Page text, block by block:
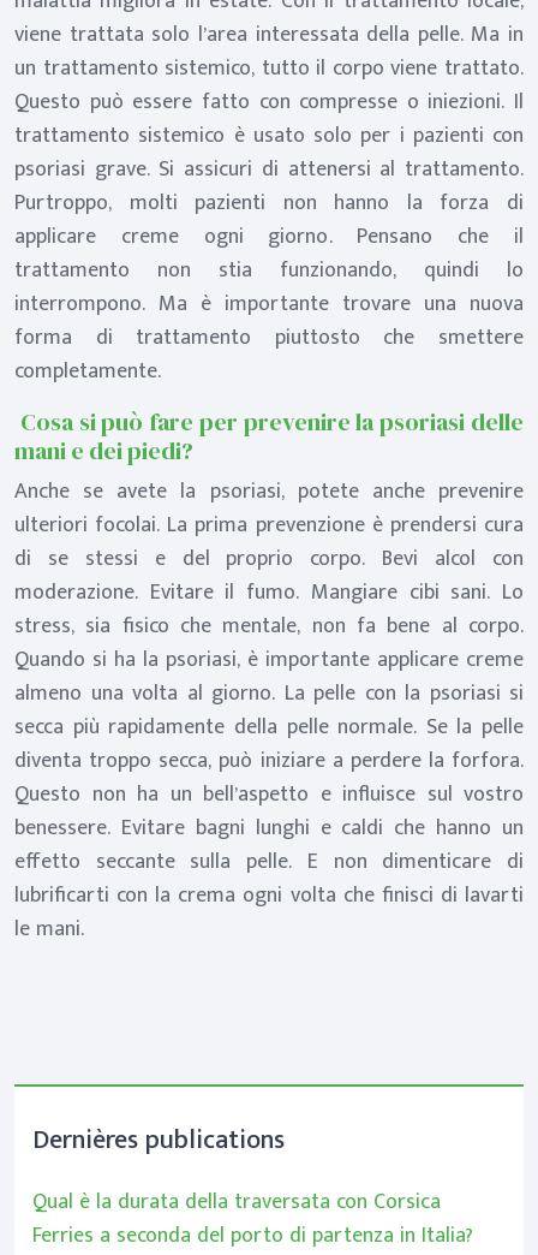
viene trattata solo l’area interessata della pelle. Ma in
un trattamento sistemico, tutto il corpo viene trattato.
Questo può essere fatto con compresse o iniezioni. Il
trattamento sistemico è usato solo per i pazienti con
psoriasi grave. Si assicuri di attenersi al trattamento.
Purtroppo, molti pazienti non hanno la forza di
applicare creme ogni giorno. Pensano che il
trattamento non stia funzionando, quindi lo
interrompono. Ma è importante trovare una nuova
forma di trattamento piuttosto che smettere
completamente.
Cosa si può fare per prevenire la psoriasi delle
mani e dei piedi?
Anche se avete la psoriasi, potete anche prevenire
ulteriori focolai. La prima prevenzione è prendersi cura
di se stessi e del proprio corpo. Bevi alcol con
moderazione. Evitare il fumo. Mangiare cibi sani. Lo
stress, sia fisico che mentale, non fa bene al corpo.
Quando si ha la psoriasi, è importante applicare creme
almeno una volta al giorno. La pelle con la psoriasi si
secca più rapidamente della pelle normale. Se la pelle
diventa troppo secca, può iniziare a perdere la forfora.
Questo non ha un bell’aspetto e influisce sul vostro
benessere. Evitare bagni lunghi e caldi che hanno un
effetto seccante sulla pelle. E non dimenticare di
lubrificarti con la crema ogni volta che finisci di lavarti
le mani.
Dernières publications
Qual è la durata della traversata con Corsica
Ferries a seconda del porto di partenza in Italia?